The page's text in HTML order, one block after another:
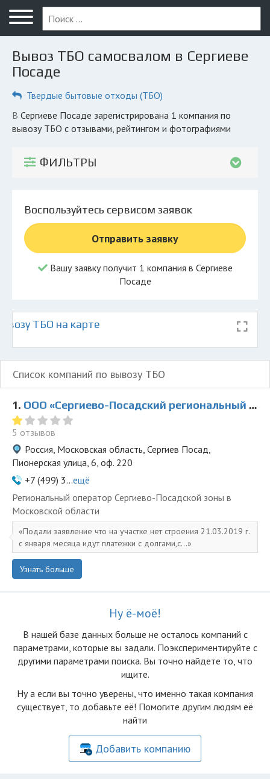
Меню
Главная
Вопрос юристу
Компании
Экоблог
© 2026 Все права защищены
Вывоз ТБО самосвалом в Сергиеве
Посаде
Твердые бытовые отходы (ТБО)
в Сергиеве Посаде зарегистрирована 1 компания по
вывозу ТБО с отзывами, рейтингом и фотографиями
ФИЛЬТРЫ
Воспользуйтесь сервисом заявок
Отправить заявку
Вашу заявку получит 1 компания в Сергиеве
Посаде
ТБО на карте
Список компаний по вывозу ТБО
1. ООО «Сергиево-Посадский региональный оператор»
5 отзывов
Россия, Московская область, Сергиев Посад,
Пионерская улица, 6, оф. 220
+7 (499) 3...ещё
Региональный оператор Сергиево-Посадской зоны в
Московской области
Подали заявление что на участке нет строения 21.03.2019 г.
с января месяца идут платежки с долгами,с...
Узнать больше
Ну ё-моё!
В нашей базе данных больше не осталоcь компаний с
параметрами, которые вы задали. Поэкспериментируйте с
другими параметрами поиска. Вы точно найдете то, что
ищите.
Ну а если вы точно уверены, что именно такая компания
существует, то добавьте её! Помогите другим людям её
найти
Добавить компанию